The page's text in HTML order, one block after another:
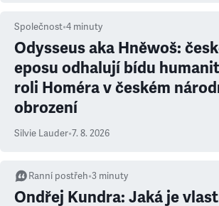
Společnost•4 minuty
Odysseus aka Hněwoš:
eposu odhalují bídu
roli Homéra v českém
obrození
Silvie Lauder•7. 8. 2026
Ranní postřeh•3 minuty
Ondřej Kundra: Jaká je